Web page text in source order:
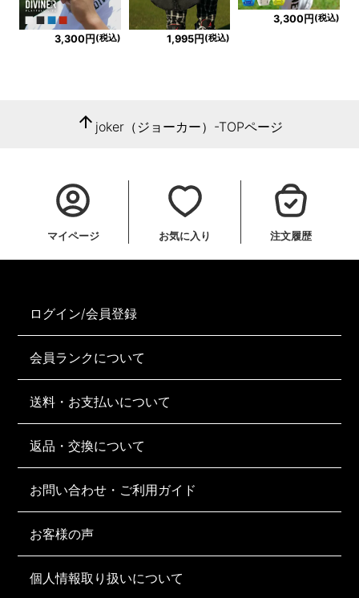
3,300円 (税込) 1,995円 (税込)
3,300円 (税込)
arrow_upward joker（ジョーカー）-TOPページ
マイページ お気に入り 注文履歴
ログイン/会員登録
会員ランクについて
送料・お支払いについて
返品・交換について
お問い合わせ・ご利用ガイド
お客様の声
個人情報取り扱いについて